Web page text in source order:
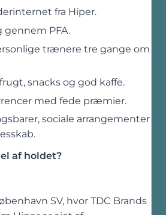
fra Hiper.
gennem PFA.
trænere tre gange om
snacks og god kaffe.
med fede præmier.
sociale arrangementer
af holdet?
SV, hvor TDC Brands